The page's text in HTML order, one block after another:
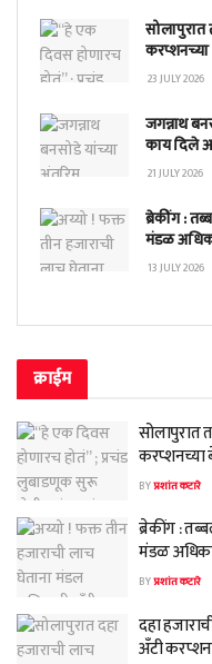
सोलापुरात
23 JULY 2026
जगन्नाथ
काय दिले
21 JULY 2026
ब्रेकींग :
मंडळ
13 JULY 2026
क्राईम
सोलापुरात
करप्शनच्या
BYप्रशांत कटारे
ब्रेकींग :
मंडळ
BYप्रशांत कटारे
दहा
अँटी